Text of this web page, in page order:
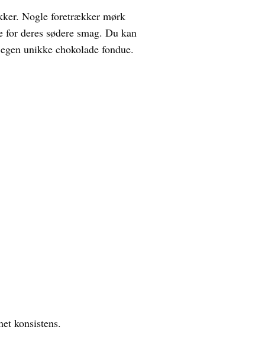
Nogle foretrækker mørk
deres sødere smag. Du kan
unikke chokolade fondue.
konsistens.